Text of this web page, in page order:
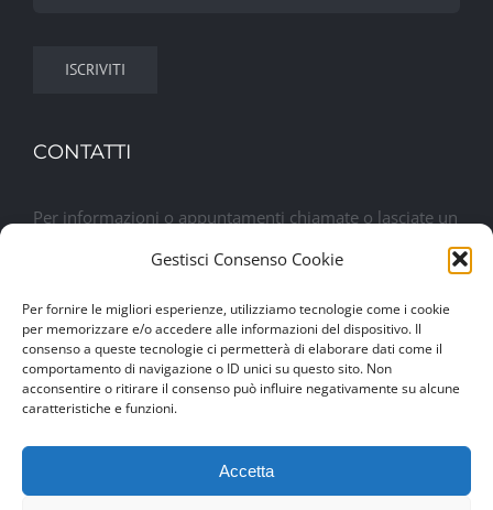
Gestisci Consenso Cookie
Per fornire le migliori esperienze, utilizziamo tecnologie come i cookie
per memorizzare e/o accedere alle informazioni del dispositivo. Il
consenso a queste tecnologie ci permetterà di elaborare dati come il
comportamento di navigazione o ID unici su questo sito. Non
acconsentire o ritirare il consenso può influire negativamente su alcune
caratteristiche e funzioni.
Accetta
CONTATTI
Per informazioni o appuntamenti chiamate o lasciate un
messaggio. Sarete contattati al più presto
Lasciaci un messaggio